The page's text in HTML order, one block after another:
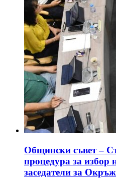
Общински съвет –
процедура за избор
заседатели за